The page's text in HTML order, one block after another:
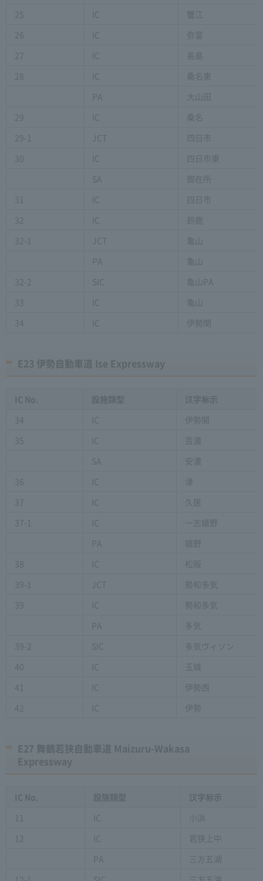
25
IC
蟹江
26
IC
弥富
27
IC
長島
28
IC
桑名東
PA
大山田
29
IC
桑名
29-1
JCT
四日市
30
IC
四日市東
SA
御在所
31
IC
四日市
32
IC
鈴鹿
32-1
JCT
PA
32-2
SIC
亀山PA
33
IC
34
IC 伊勢関
E23 伊勢自動車道 Ise Expressway
34
IC
伊勢関
35
IC
芸濃
SA
安濃
36
IC
津
37
IC
久居
37-1
IC
一志嬉野
PA
嬉野
38
IC
松阪
39-1
JCT
勢和多気
39
IC
勢和多気
PA
多気
39-2
SIC
多気ヴィソン
40
IC
玉城
41
IC
伊勢西
42
IC 伊勢
E27 舞鶴若狭自動車道 Maizuru-Wakasa
Expressway
11
IC
小浜
12
IC
若狭上中
PA
三方五湖